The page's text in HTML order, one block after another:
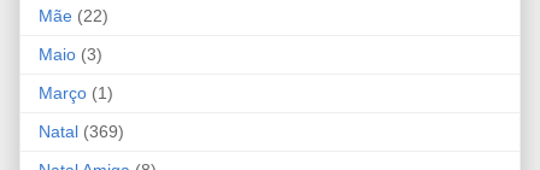
Mãe (22)
Maio (3)
Março (1)
Natal (369)